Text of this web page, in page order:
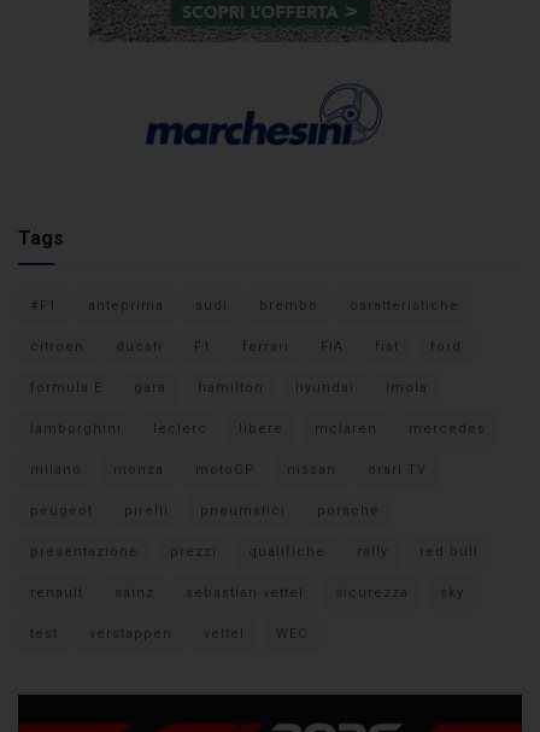
Tags
#F1 anteprima audi brembo caratteristiche
citroen ducati F1 ferrari FIA fiat ford
formula E gara hamilton hyundai imola
lamborghini leclerc libere mclaren mercedes
milano monza motoGP nissan orari TV
peugeot pirelli pneumatici porsche
presentazione prezzi qualifiche rally red bull
renault sainz sebastian vettel sicurezza sky
test verstappen vettel WEC